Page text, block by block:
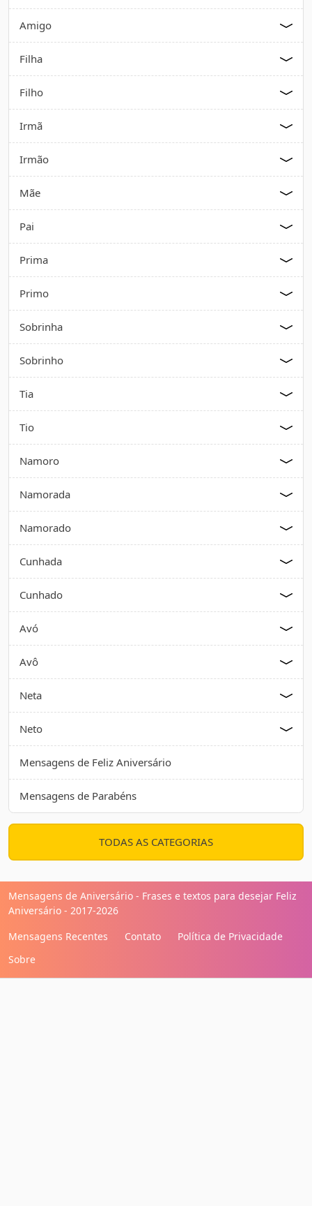
Amigo
Filha
Filho
Irmã
Irmão
Mãe
Pai
Prima
Primo
Sobrinha
Sobrinho
Tia
Tio
Namoro
Namorada
Namorado
Cunhada
Cunhado
Avó
Avô
Neta
Neto
Mensagens de Feliz Aniversário
Mensagens de Parabéns
TODAS AS CATEGORIAS
Mensagens de Aniversário - Frases e textos para desejar Feliz
Aniversário - 2017-2026
Mensagens Recentes
Contato
Política de Privacidade
Sobre